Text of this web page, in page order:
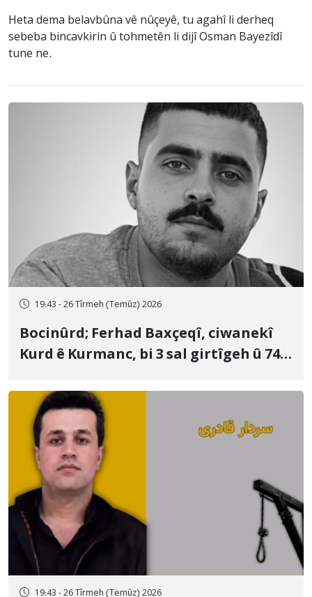
Heta dema belavbûna vê nûçeyê, tu agahî li derheq
sebeba bincavkirin û tohmetên li dijî Osman Bayezîdî
tune ne.
19:43 - 26 Tîrmeh (Temûz) 2026
Bocinûrd; Ferhad Baxçeqî, ciwanekî
Kurd ê Kurmanc, bi 3 sal girtîgeh û 74
19:43 - 26 Tîrmeh (Temûz) 2026